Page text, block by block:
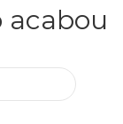
acabou